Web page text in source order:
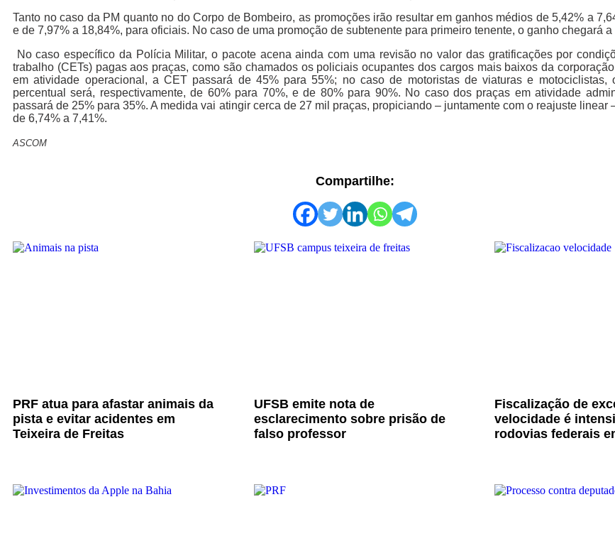
Tanto no caso da PM quanto no do Corpo de Bombeiro, as promoções irão resultar em ganhos médios de 5,42% a
e de 7,97% a 18,84%, para oficiais. No caso de uma promoção de subtenente para primeiro tenente, o ganho chegará a
No caso específico da Polícia Militar, o pacote acena ainda com uma revisão no valor das gratificações por
trabalho (CETs) pagas aos praças, como são chamados os policiais ocupantes dos cargos mais baixos da
em atividade operacional, a CET passará de 45% para 55%; no caso de motoristas de viaturas e motociclistas,
percentual será, respectivamente, de 60% para 70%, e de 80% para 90%. No caso dos praças em atividade
passará de 25% para 35%. A medida vai atingir cerca de 27 mil praças, propiciando – juntamente com o reajuste linear
de 6,74% a 7,41%.
ASCOM
Compartilhe:
PRF atua para afastar animais da
pista e evitar acidentes em
Teixeira de Freitas
UFSB emite nota de
esclarecimento sobre prisão de
falso professor
Fiscalização de
velocidade é
rodovias federais